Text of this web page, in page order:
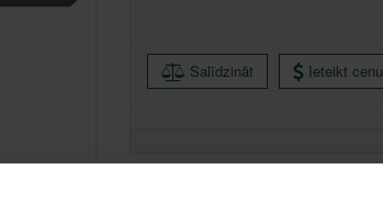
Salīdzināt Ieteikt cenu